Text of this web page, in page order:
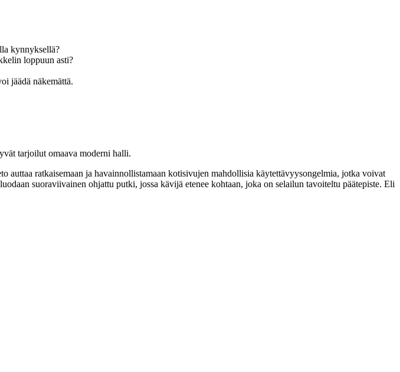
kynnyksellä?
loppuun asti?
jäädä näkemättä.
tarjoilut omaava moderni halli.
ratkaisemaan ja havainnollistamaan kotisivujen mahdollisia käytettävyysongelmia, jotka voivat
suoraviivainen ohjattu putki, jossa kävijä etenee kohtaan, joka on selailun tavoiteltu päätepiste. Eli